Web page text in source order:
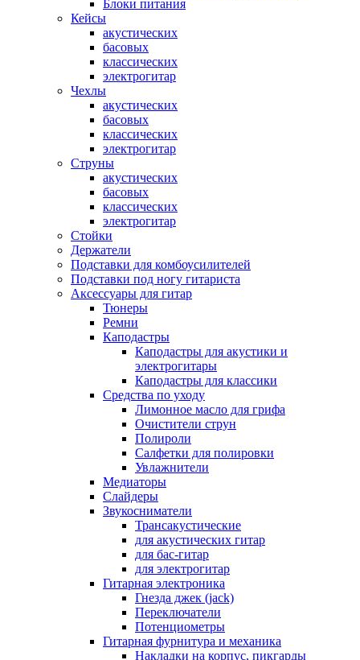
Блоки питания
Кейсы
акустических
басовых
классических
электрогитар
Чехлы
акустических
басовых
классических
электрогитар
Струны
акустических
басовых
классических
электрогитар
Стойки
Держатели
Подставки для комбоусилителей
Подставки под ногу гитариста
Аксессуары для гитар
Тюнеры
Ремни
Каподастры
Каподастры для акустики и
электрогитары
Каподастры для классики
Средства по уходу
Лимонное масло для грифа
Очистители струн
Полироли
Салфетки для полировки
Увлажнители
Медиаторы
Слайдеры
Звукосниматели
Трансакустические
для акустических гитар
для бас-гитар
для электрогитар
Гитарная электроника
Гнезда джек (jack)
Переключатели
Потенциометры
Гитарная фурнитура и механика
Накладки на корпус, пикгарды